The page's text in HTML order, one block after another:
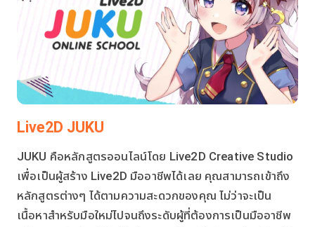
Live2D JUKU
JUKU คือหลักสูตรออนไลน์โดย Live2D Creative Studio
เพื่อเป็นผู้สร้าง Live2D มืออาชีพได้เลย คุณสามารถเข้าถึง
หลักสูตรต่างๆ ได้ตามความสะดวกของคุณ ไม่ว่าจะเป็น
เนื้อหาสำหรับมือใหม่ไปจนถึงระดับผู้ที่ต้องการเป็นมืออาชีพ